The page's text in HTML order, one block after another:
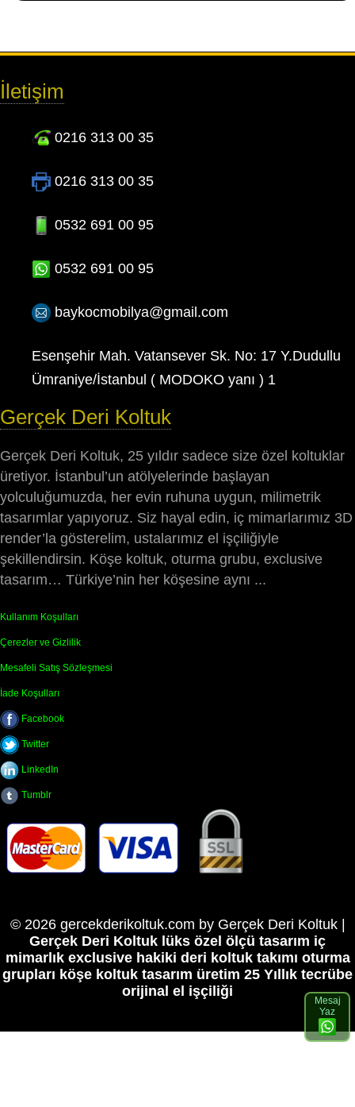
İletişim
0216 313 00 35
0216 313 00 35
0532 691 00 95
0532 691 00 95
baykocmobilya@gmail.com
Esenşehir Mah. Vatansever Sk. No: 17 Y.Dudullu
Ümraniye/İstanbul ( MODOKO yanı ) 1
Gerçek Deri Koltuk
Gerçek Deri Koltuk, 25 yıldır sadece size özel koltuklar
üretiyor. İstanbul’un atölyelerinde başlayan
yolculuğumuzda, her evin ruhuna uygun, milimetrik
tasarımlar yapıyoruz. Siz hayal edin, iç mimarlarımız 3D
render’la gösterelim, ustalarımız el işçiliğiyle
şekillendirsin. Köşe koltuk, oturma grubu, exclusive
tasarım… Türkiye’nin her köşesine aynı ...
Kullanım Koşulları
Çerezler ve Gizlilik
Mesafeli Satış Sözleşmesi
İade Koşulları
Facebook
Twitter
LinkedIn
Tumblr
© 2026 gercekderikoltuk.com by Gerçek Deri Koltuk |
Gerçek Deri Koltuk lüks özel ölçü tasarım iç
mimarlık exclusive hakiki deri koltuk takımı oturma
grupları köşe koltuk tasarım üretim 25 Yıllık tecrübe
orijinal el işçiliği
Mesaj
Yaz